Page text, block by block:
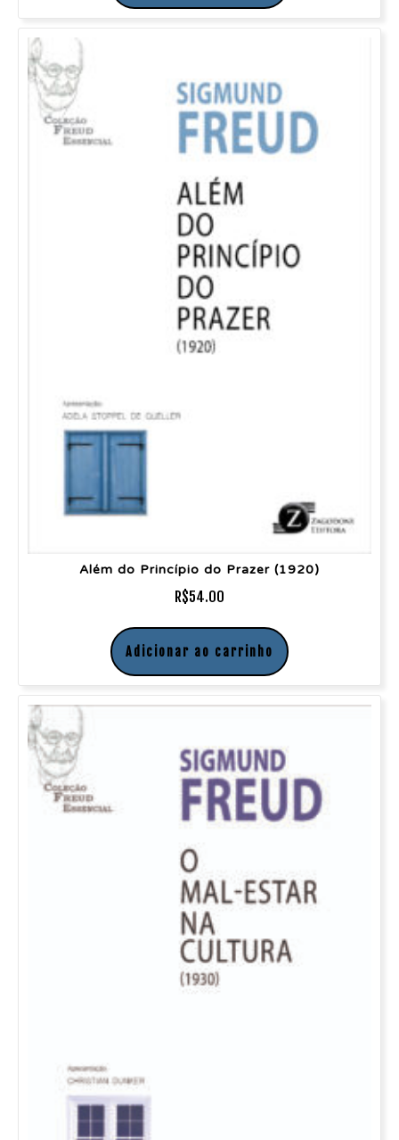
Além do Princípio do Prazer (1920)
R$54.00
Adicionar ao carrinho